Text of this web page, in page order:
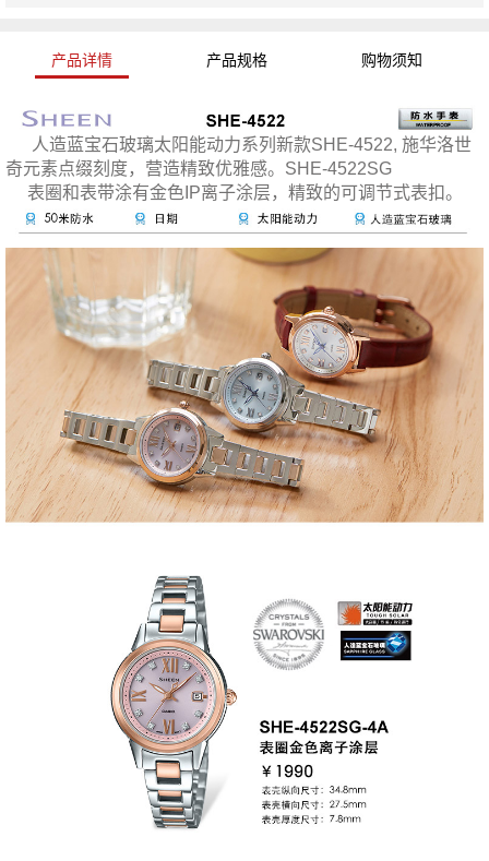
产品详情 产品规格 购物须知
人造蓝宝石玻璃太阳能动力系列新款SHE-4522, 施华洛世
奇元素点缀刻度，营造精致优雅感。SHE-4522SG
表圈和表带涂有金色IP离子涂层，精致的可调节式表扣。